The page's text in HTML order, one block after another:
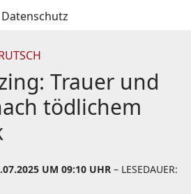
Datenschutz
Trauer und
tödlichem
UM 09:10 UHR – LESEDAUER: